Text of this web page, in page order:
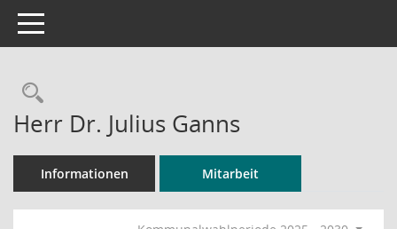
Toggle navigation
Rechercheauswahl
Herr Dr. Julius Ganns
Informationen Mitarbeit